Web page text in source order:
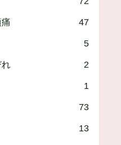
47
5
2
1
73
13